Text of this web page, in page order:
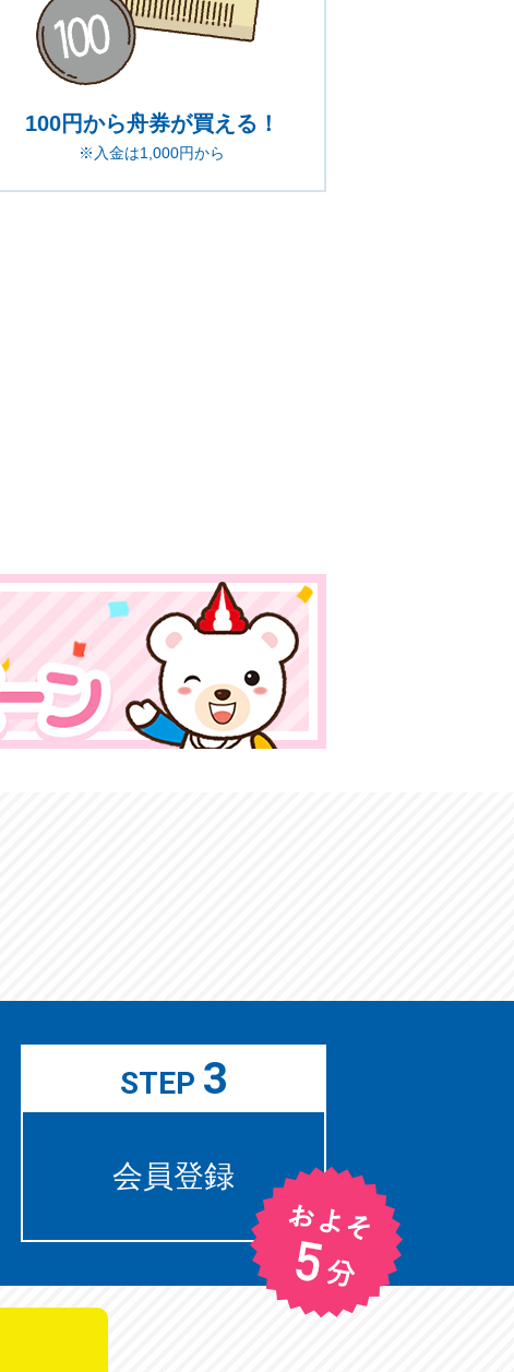
100円から舟券が買える！
※入金は1,000円から
STEP 3
会員登録